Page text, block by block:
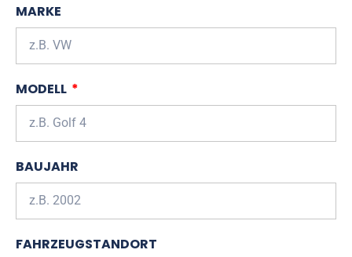
MARKE
MODELL
BAUJAHR
FAHRZEUGSTANDORT